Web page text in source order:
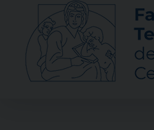
content